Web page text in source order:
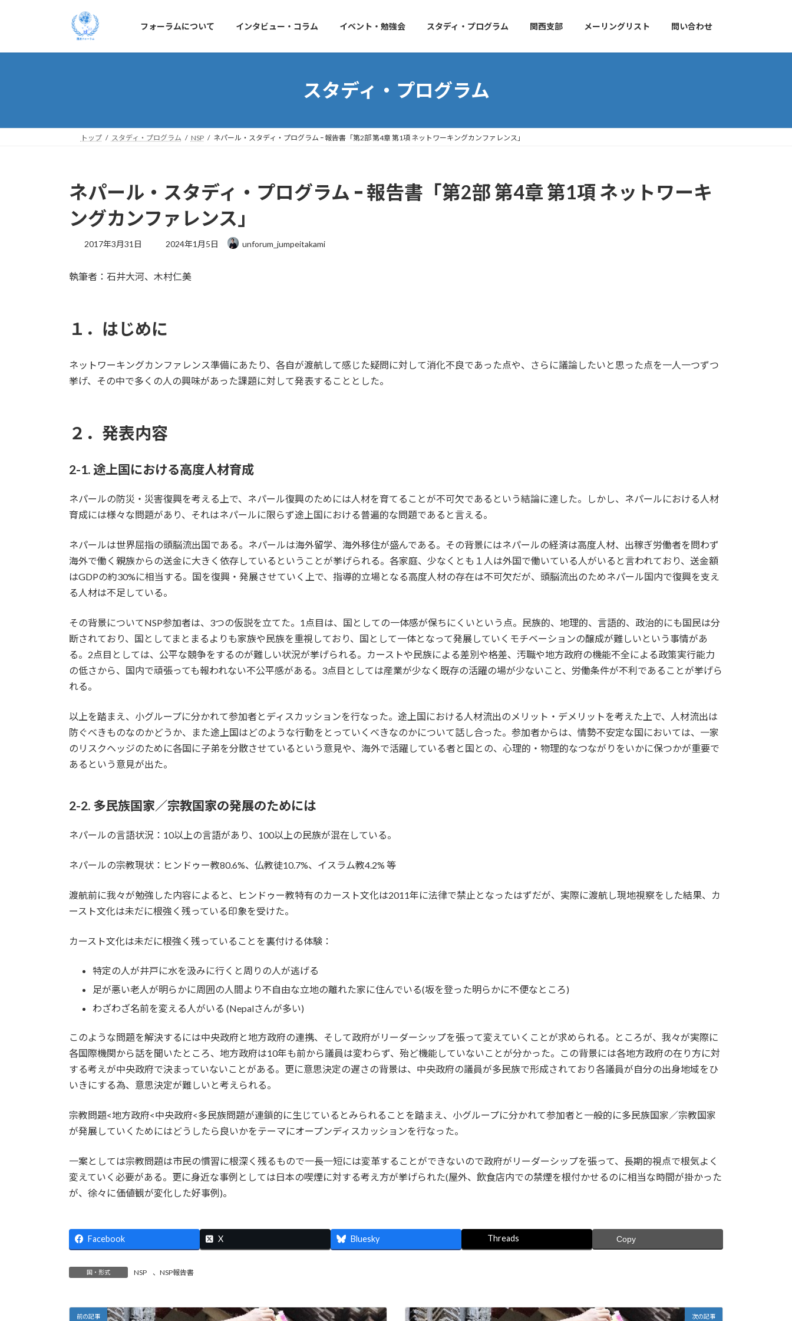
フォーラムについて インタビュー・コラム イベント・勉強会 スタディ・プログラム 関西支部 メーリングリスト 問い合わせ
スタディ・プログラム
トップ スタディ・プログラム NSP ネパール・スタディ・プログラム ｰ 報告書「第2部 第4章 第1項 ネットワーキングカンファレンス」
ネパール・スタディ・プログラム ｰ 報告書「第2部 第4章 第1項 ネットワーキ
ングカンファレンス」
2017年3月31日
最
新
2024年1月5日 unforum_jumpeitakami
執筆者：石井大河、木村仁美
１．はじめに
ネットワーキングカンファレンス準備にあたり、各自が渡航して感じた疑問に対して消化不良であった点や、さらに議論したいと思った点を一人一つずつ
挙げ、その中で多くの人の興味があった課題に対して発表することとした。
２．発表内容
2-1. 途上国における高度人材育成
ネパールの防災・災害復興を考える上で、ネパール復興のためには人材を育てることが不可欠であるという結論に達した。しかし、ネパールにおける人材
育成には様々な問題があり、それはネパールに限らず途上国における普遍的な問題であると言える。
ネパールは世界屈指の頭脳流出国である。ネパールは海外留学、海外移住が盛んである。その背景にはネパールの経済は高度人材、出稼ぎ労働者を問わず
海外で働く親族からの送金に大きく依存しているということが挙げられる。各家庭、少なくとも１人は外国で働いている人がいると言われており、送金額
はGDPの約30%に相当する。国を復興・発展させていく上で、指導的立場となる高度人材の存在は不可欠だが、頭脳流出のためネパール国内で復興を支え
る人材は不足している。
その背景についてNSP参加者は、3つの仮説を立てた。1点目は、国としての一体感が保ちにくいという点。民族的、地理的、言語的、政治的にも国民は分
断されており、国としてまとまるよりも家族や民族を重視しており、国として一体となって発展していくモチベーションの醸成が難しいという事情があ
る。2点目としては、公平な競争をするのが難しい状況が挙げられる。カーストや民族による差別や格差、汚職や地方政府の機能不全による政策実行能力
の低さから、国内で頑張っても報われない不公平感がある。3点目としては産業が少なく既存の活躍の場が少ないこと、労働条件が不利であることが挙げら
れる。
以上を踏まえ、小グループに分かれて参加者とディスカッションを行なった。途上国における人材流出のメリット・デメリットを考えた上で、人材流出は
防ぐべきものなのかどうか、また途上国はどのような行動をとっていくべきなのかについて話し合った。参加者からは、情勢不安定な国においては、一家
のリスクヘッジのために各国に子弟を分散させているという意見や、海外で活躍している者と国との、心理的・物理的なつながりをいかに保つかが重要で
あるという意見が出た。
2-2. 多民族国家／宗教国家の発展のためには
ネパールの言語状況：10以上の言語があり、100以上の民族が混在している。
ネパールの宗教現状：ヒンドゥー教80.6%、仏教徒10.7%、イスラム教4.2% 等
渡航前に我々が勉強した内容によると、ヒンドゥー教特有のカースト文化は2011年に法律で禁止となったはずだが、実際に渡航し現地視察をした結果、カ
ースト文化は未だに根強く残っている印象を受けた。
カースト文化は未だに根強く残っていることを裏付ける体験：
特定の人が井戸に水を汲みに行くと周りの人が逃げる
足が悪い老人が明らかに周囲の人間より不自由な立地の離れた家に住んでいる(坂を登った明らかに不便なところ)
わざわざ名前を変える人がいる (Nepalさんが多い)
このような問題を解決するには中央政府と地方政府の連携、そして政府がリーダーシップを張って変えていくことが求められる。ところが、我々が実際に
各国際機関から話を聞いたところ、地方政府は10年も前から議員は変わらず、殆ど機能していないことが分かった。この背景には各地方政府の在り方に対
する考えが中央政府で決まっていないことがある。更に意思決定の遅さの背景は、中央政府の議員が多民族で形成されており各議員が自分の出身地域をひ
いきにする為、意思決定が難しいと考えられる。
宗教問題<地方政府<中央政府<多民族問題が連鎖的に生じているとみられることを踏まえ、小グループに分かれて参加者と一般的に多民族国家／宗教国家
が発展していくためにはどうしたら良いかをテーマにオープンディスカッションを行なった。
一案としては宗教問題は市民の慣習に根深く残るもので一長一短には変革することができないので政府がリーダーシップを張って、長期的視点で根気よく
変えていく必要がある。更に身近な事例としては日本の喫煙に対する考え方が挙げられた(屋外、飲食店内での禁煙を根付かせるのに相当な時間が掛かった
が、徐々に価値観が変化した好事例)。
Facebook X Bluesky Threads Copy
国・形式 NSP 、 NSP報告書
前の記事 次の記事